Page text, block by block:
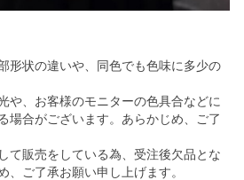
形状の違いや、同色でも色味に多少の
や、お客様のモニターの色具合などに
場合がございます。あらかじめ、ご了
て販売をしている為、受注後欠品とな
、ご了承お願い申し上げます。